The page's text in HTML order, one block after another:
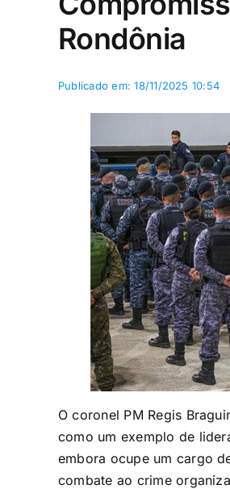
Rondônia
Publicado em: 18/11/2025 10:54
O coronel PM Regis
como um exemplo de
embora ocupe um cargo
combate ao crime